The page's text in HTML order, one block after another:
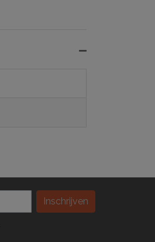
Inschrijven